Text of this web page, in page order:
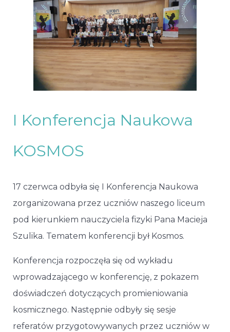
I Konferencja Naukowa
KOSMOS
17 czerwca odbyła się I Konferencja Naukowa
zorganizowana przez uczniów naszego liceum
pod kierunkiem nauczyciela fizyki Pana Macieja
Szulika. Tematem konferencji był Kosmos.
Konferencja rozpoczęła się od wykładu
wprowadzającego w konferencję, z pokazem
doświadczeń dotyczących promieniowania
kosmicznego. Następnie odbyły się sesje
referatów przygotowywanych przez uczniów w